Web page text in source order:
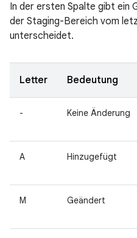
In der ersten Spalte gibt ein
der Staging-Bereich vom
unterscheidet.
Letter Bedeutung
- Keine Änderung
A Hinzugefügt
M Geändert